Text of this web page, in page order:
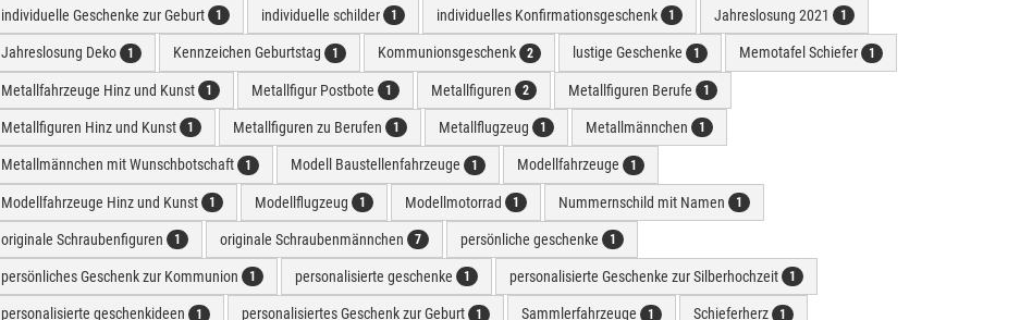
individuelle Geschenke zur Geburt 1 individuelle schilder 1 individuelles Konfirmationsgeschenk 1 Jahreslosung 2021 1
Jahreslosung Deko 1 Kennzeichen Geburtstag 1 Kommunionsgeschenk 2 lustige Geschenke 1 Memotafel Schiefer 1
Metallfahrzeuge Hinz und Kunst 1 Metallfigur Postbote 1 Metallfiguren 2 Metallfiguren Berufe 1
Metallfiguren Hinz und Kunst 1 Metallfiguren zu Berufen 1 Metallflugzeug 1 Metallmännchen 1
Metallmännchen mit Wunschbotschaft 1 Modell Baustellenfahrzeuge 1 Modellfahrzeuge 1
Modellfahrzeuge Hinz und Kunst 1 Modellflugzeug 1 Modellmotorrad 1 Nummernschild mit Namen 1
originale Schraubenfiguren 1 originale Schraubenmännchen 7 persönliche geschenke 1
persönliches Geschenk zur Kommunion 1 personalisierte geschenke 1 personalisierte Geschenke zur Silberhochzeit 1
personalisierte geschenkideen 1 personalisiertes Geschenk zur Geburt 1 Sammlerfahrzeuge 1 Schieferherz 1